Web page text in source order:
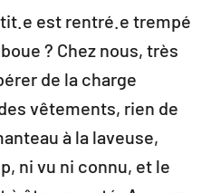
est rentré.e trempé
? Chez nous, très
de la charge
vêtements, rien de
à la laveuse,
ni vu ni connu, et le